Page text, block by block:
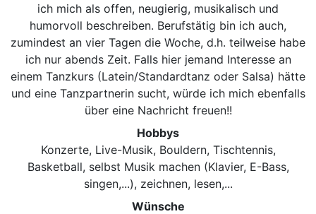
ich mich als offen, neugierig, musikalisch und
humorvoll beschreiben. Berufstätig bin ich auch,
zumindest an vier Tagen die Woche, d.h. teilweise habe
ich nur abends Zeit. Falls hier jemand Interesse an
einem Tanzkurs (Latein/Standardtanz oder Salsa) hätte
und eine Tanzpartnerin sucht, würde ich mich ebenfalls
über eine Nachricht freuen!!
Hobbys
Konzerte, Live-Musik, Bouldern, Tischtennis,
Basketball, selbst Musik machen (Klavier, E-Bass,
singen,...), zeichnen, lesen,...
Wünsche